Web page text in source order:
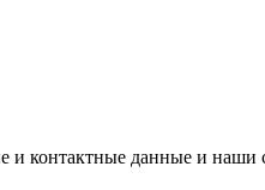
и контактные данные и наши